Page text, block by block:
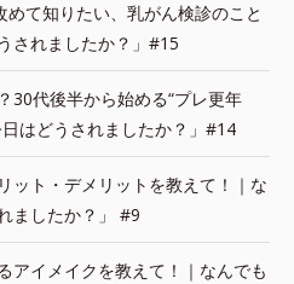
めて知りたい、乳がん検診のこと
されましたか？」#15
30代後半から始める“プレ更年
はどうされましたか？」#14
ット・デメリットを教えて！｜な
ましたか？」 #9
アイメイクを教えて！｜なんでも